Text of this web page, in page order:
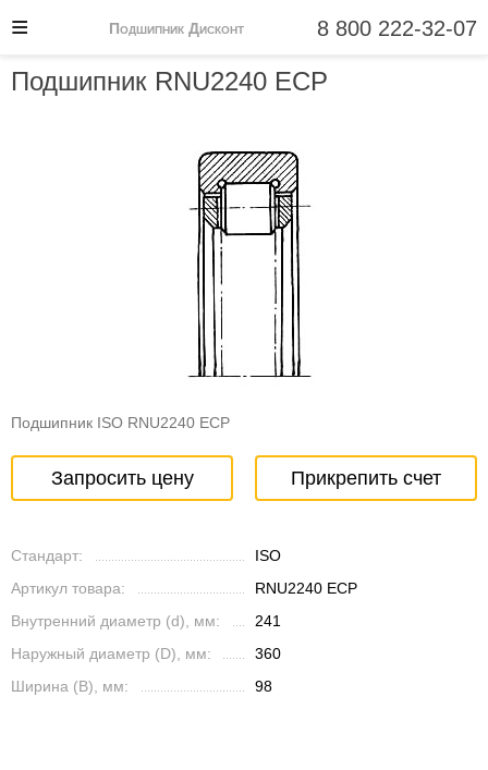
Подшипник RNU2240 ECP
Подшипник ISO RNU2240 ECP
Запросить цену Прикрепить счет
Стандарт:
ISO
Артикул товара:
RNU2240 ECP
Внутренний диаметр (d), мм:
241
Наружный диаметр (D), мм:
360
Ширина (B), мм:
98
Подшипник Дисконт 8 800 222-32-07